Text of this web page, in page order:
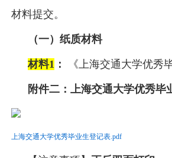
材料提交。
（一）纸质材料
材料1 ： 《上海交通大学优秀
附件二： 上海交通大学优秀毕
上海交通大学优秀毕业生登记表.pdf